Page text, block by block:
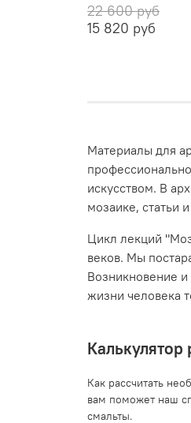
22 600 руб
15 820 руб
Материалы для
искусством. В
мозаике, статьи
Цикл лекций
веков. Мы
Возникновение и
жизни человека
Калькулятор
Как рассчитать
вам поможет наш
смальты.